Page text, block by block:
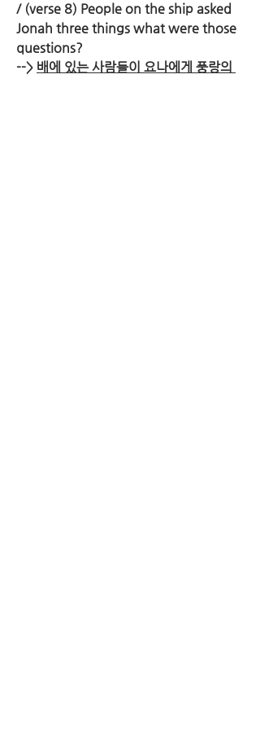
/ (verse 8) People on the ship asked
Jonah three things what were those
questions?
--> 배에 있는 사람들이 요나에게 풍랑의